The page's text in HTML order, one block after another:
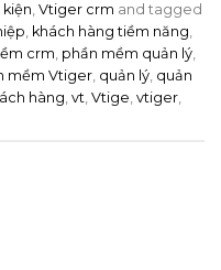
kiện, Vtiger crm and tagged
, khách hàng tiềm năng,
crm, phần mềm quản lý,
mềm Vtiger, quản lý, quản
hàng, vt, Vtige, vtiger,